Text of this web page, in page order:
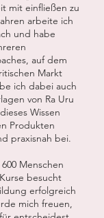
mit einfließen zu
arbeite ich
und habe
auf dem
Markt
ich dabei auch
von Ra Uru
Wissen
Produkten
praxisnah bei.
Menschen
besucht
erfolgreich
mich freuen,